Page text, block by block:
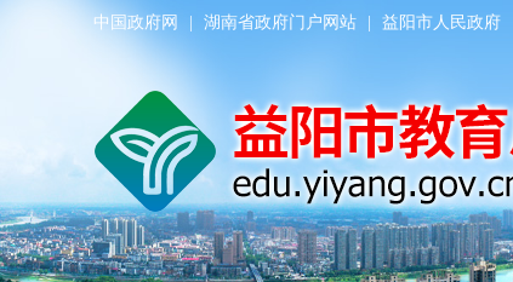
中国政府网 湖南省政府门户网站 益阳市人民政府